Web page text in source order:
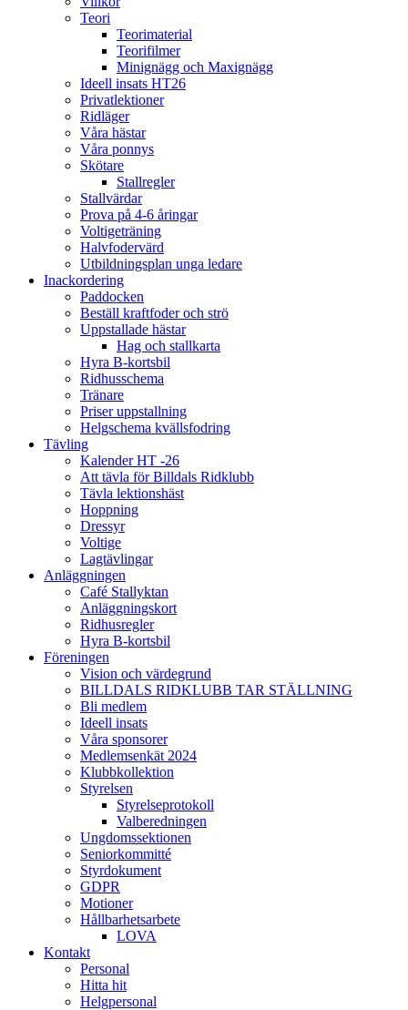
Teori
Teorimaterial
Teorifilmer
Minignägg och Maxignägg
Ideell insats HT26
Privatlektioner
Ridläger
Våra hästar
Våra ponnys
Skötare
Stallregler
Stallvärdar
Prova på 4-6 åringar
Voltigeträning
Halvfodervärd
Utbildningsplan unga ledare
Inackordering
Paddocken
Beställ kraftfoder och strö
Uppstallade hästar
Hag och stallkarta
Hyra B-kortsbil
Ridhusschema
Tränare
Priser uppstallning
Helgschema kvällsfodring
Tävling
Kalender HT -26
Att tävla för Billdals Ridklubb
Tävla lektionshäst
Hoppning
Dressyr
Voltige
Lagtävlingar
Anläggningen
Café Stallyktan
Anläggningskort
Ridhusregler
Hyra B-kortsbil
Föreningen
Vision och värdegrund
BILLDALS RIDKLUBB TAR STÄLLNING
Bli medlem
Ideell insats
Våra sponsorer
Medlemsenkät 2024
Klubbkollektion
Styrelsen
Styrelseprotokoll
Valberedningen
Ungdomssektionen
Seniorkommitté
Styrdokument
GDPR
Motioner
Hållbarhetsarbete
LOVA
Kontakt
Personal
Hitta hit
Helgpersonal